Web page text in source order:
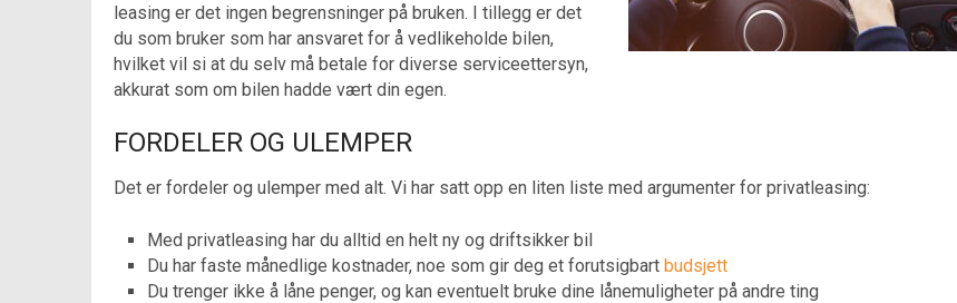
leasing er det ingen begrensninger på bruken. I tillegg er det
du som bruker som har ansvaret for å vedlikeholde bilen,
hvilket vil si at du selv må betale for diverse serviceettersyn,
akkurat som om bilen hadde vært din egen.
FORDELER OG ULEMPER
Det er fordeler og ulemper med alt. Vi har satt opp en liten liste med argumenter for privatleasing:
Med privatleasing har du alltid en helt ny og driftsikker bil
Du har faste månedlige kostnader, noe som gir deg et forutsigbart budsjett
Du trenger ikke å låne penger, og kan eventuelt bruke dine lånemuligheter på andre ting